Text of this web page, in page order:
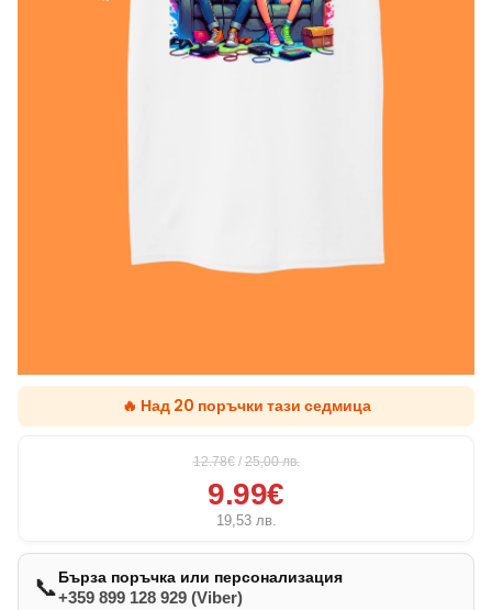
🔥 Над 20 поръчки тази седмица
12.78€ / 25,00лв.
9.99€
19,53 лв.
📞Бърза поръчка или персонализация
+359 899 128 929 (Viber)